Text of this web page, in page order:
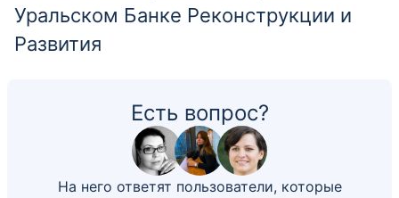
Уральском Банке Реконструкции и
Развития
Есть вопрос?
На него ответят пользователи, которые